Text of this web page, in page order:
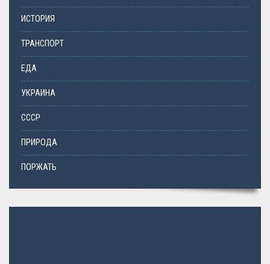
ИСТОРИЯ
ТРАНСПОРТ
ЕДА
УКРАИНА
СССР
ПРИРОДА
ПОРЖАТЬ